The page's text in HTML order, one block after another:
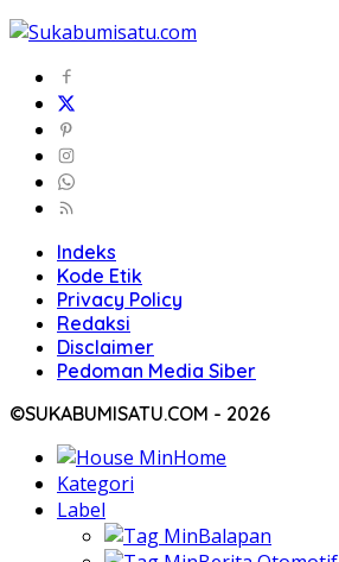
Indeks
Kode Etik
Privacy Policy
Redaksi
Disclaimer
Pedoman Media Siber
©SUKABUMISATU.COM - 2026
Home
Kategori
Label
Balapan